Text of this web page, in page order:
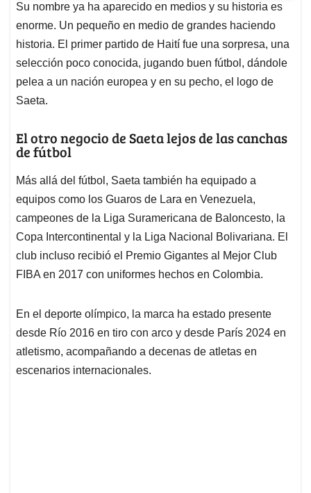
Su nombre ya ha aparecido en medios y su historia es
enorme. Un pequeño en medio de grandes haciendo
historia. El primer partido de Haití fue una sorpresa, una
selección poco conocida, jugando buen fútbol, dándole
pelea a un nación europea y en su pecho, el logo de
Saeta.
El otro negocio de Saeta lejos de las canchas
de fútbol
Más allá del fútbol, Saeta también ha equipado a
equipos como los Guaros de Lara en Venezuela,
campeones de la Liga Suramericana de Baloncesto, la
Copa Intercontinental y la Liga Nacional Bolivariana. El
club incluso recibió el Premio Gigantes al Mejor Club
FIBA en 2017 con uniformes hechos en Colombia.
En el deporte olímpico, la marca ha estado presente
desde Río 2016 en tiro con arco y desde París 2024 en
atletismo, acompañando a decenas de atletas en
escenarios internacionales.